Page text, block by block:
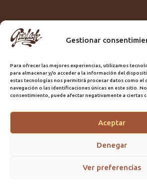
Gestionar
Para ofrecer las mejores experiencias, utilizamos
para almacenar y/o acceder a la información del
estas tecnologías nos permitirá procesar datos como el
navegación o las identificaciones únicas en este sitio.
consentimiento, puede afectar negativamente a ciertas
Aceptar
Denegar
Ver preferencias
Titular:
ROME GUIRLACHE SL.
Domicilio:Calle Triana, 68
Ciudad:Las Palmas de Gran
Registro Sanitario:GC/20/PH/7192